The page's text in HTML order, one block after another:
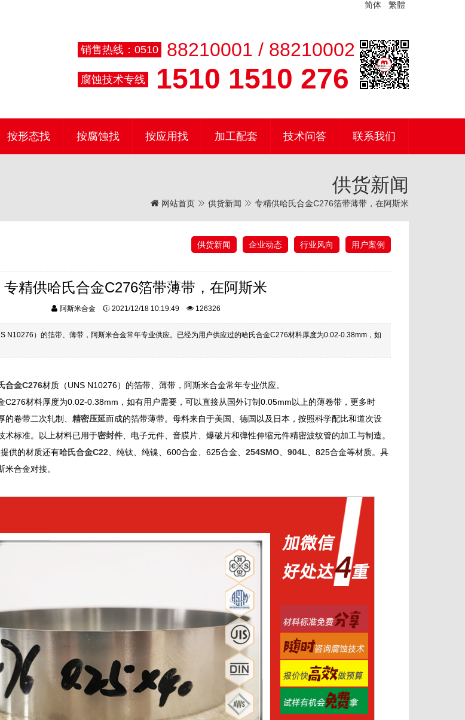
简体 繁體
销售热线：0510 88210001 / 88210002
腐蚀技术专线 1510 1510 276
按形态找 按腐蚀找 按应用找 加工配套 技术问答 联系我们
供货新闻
网站首页 供货新闻 专精供哈氏合金C276箔带薄带，在阿斯米
供货新闻 企业动态 行业风向 用户案例
专精供哈氏合金C276箔带薄带，在阿斯米
阿斯米合金 2021/12/18 10:19:49 126326
N10276）的箔带、薄带，阿斯米合金常年专业供应。已经为用户供应过的哈氏合金C276材料厚度为0.02-0.38mm，如
合金C276材质（UNS N10276）的箔带、薄带，阿斯米合金常年专业供应。
C276材料厚度为0.02-0.38mm，如有用户需要，可以直接从国外订制0.05mm以上的薄卷带，更多时
的卷带二次轧制、精密压延而成的箔带薄带。母料来自于美国、德国以及日本，按照科学配比和道次设
术标准。以上材料已用于密封件 、电子元件、音膜片、爆破片和弹性伸缩元件精密波纹管的加工与制造。
供的材质还有哈氏合金C22 、纯钛、纯镍、600合金、625合金、254SMO 、904L 、825合金等材质。具
合金对接。